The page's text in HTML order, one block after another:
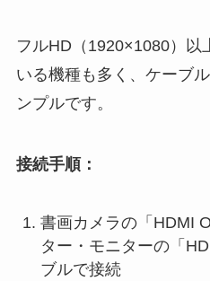
フルHD（1920×1080）以
いる機種も多く、ケーブ
ンプルです。
接続手順：
書画カメラの「HDMI
ター・モニターの「
ブルで接続